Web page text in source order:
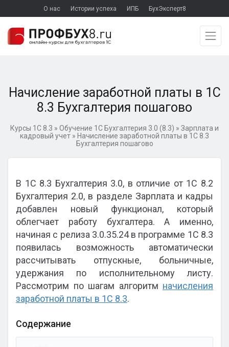
О нас Истории успеха ИПБ БухЭксперт8
Начисление заработной платы в 1С
8.3 Бухгалтерия пошагово
Курсы 1С 8.3 » Обучение 1С Бухгалтерия 3.0 (8.3) » Зарплата и
кадровый учет » Начисление заработной платы в 1С 8.3
Бухгалтерия пошагово
В 1С 8.3 Бухгалтерия 3.0, в отличие от 1С 8.2
Бухгалтерия 2.0, в разделе Зарплата и кадры
добавлен новый функционал, который
облегчает работу бухгалтера. А именно,
начиная с релиза 3.0.35.24 в программе 1С 8.3
появилась возможность автоматически
рассчитывать отпускные, больничные,
удержания по исполнительному листу.
Рассмотрим по шагам алгоритм начисления
заработной платы в 1С 8.3.
Содержание